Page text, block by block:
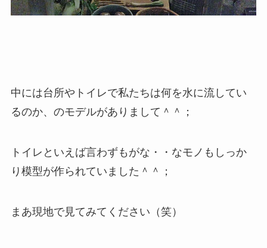
中には台所やトイレで私たちは何を水に流してい
るのか、のモデルがありまして＾＾；
トイレといえば言わずもがな・・なモノもしっか
り模型が作られていました＾＾；
まあ現地で見てみてください（笑）